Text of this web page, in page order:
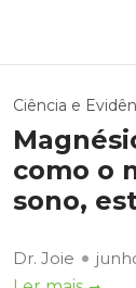
Ciência e
como o
sono,
Dr. Joie